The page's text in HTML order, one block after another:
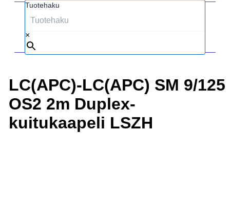
Tuotehaku
×
LC(APC)-LC(APC) SM 9/125
OS2 2m Duplex-
kuitukaapeli LSZH